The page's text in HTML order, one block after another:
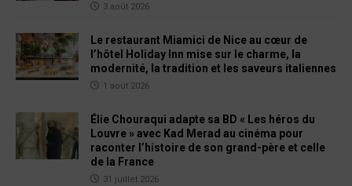
3 août 2026
Le restaurant Miamici de Nice au cœur de
l’hôtel Holiday Inn mise sur le charme, la
modernité, la tradition et les saveurs italiennes
1 août 2026
Élie Chouraqui adapte sa BD « Les héros du
Louvre » avec Kad Merad au cinéma pour
raconter l’histoire de son grand-père et celle
de la France
31 juillet 2026